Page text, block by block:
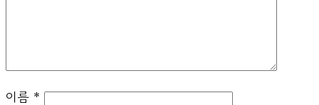
이름 *